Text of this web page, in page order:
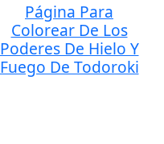
Página Para
Colorear De Los
Poderes De Hielo Y
Fuego De Todoroki